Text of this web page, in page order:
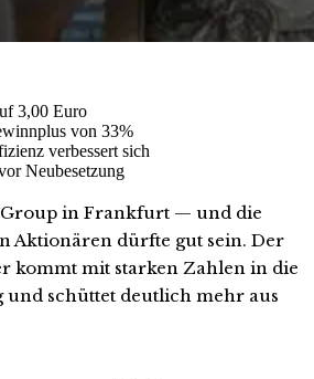
3,00 Euro
von 33%
verbessert sich
Neubesetzung
Group in Frankfurt — und die
Aktionären dürfte gut sein. Der
kommt mit starken Zahlen in die
schüttet deutlich mehr aus